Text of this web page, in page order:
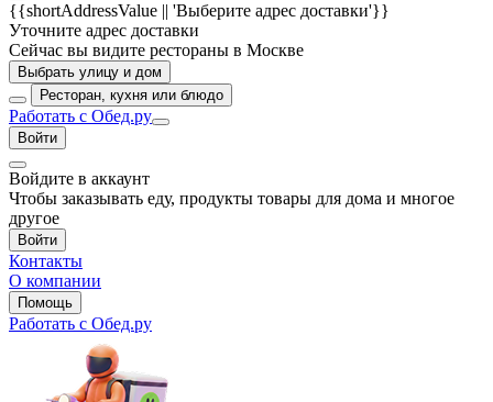
{{shortAddressValue || 'Выберите адрес доставки'}}
Уточните адрес доставки
Сейчас вы видите рестораны в Москве
Выбрать улицу и дом
Ресторан, кухня или блюдо
Работать с Обед.ру
Войти
Войдите в аккаунт
Чтобы заказывать еду, продукты товары для дома и многое
другое
Войти
Контакты
О компании
Помощь
Работать с Обед.ру